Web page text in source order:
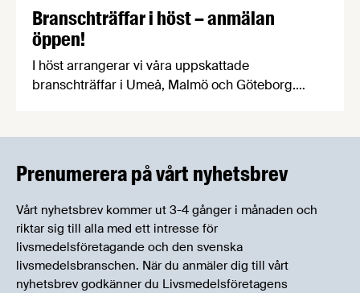
Branschträffar i höst – anmälan
öppen!
I höst arrangerar vi våra uppskattade
branschträffar i Umeå, Malmö och Göteborg.
kan träffa branschkollegor och utbyta
Prenumerera på vårt nyhetsbrev
Vårt nyhetsbrev kommer ut 3-4 gånger i månaden och
riktar sig till alla med ett intresse för
livsmedelsföretagande och den svenska
livsmedelsbranschen. När du anmäler dig till vårt
nyhetsbrev godkänner du Livsmedelsföretagens